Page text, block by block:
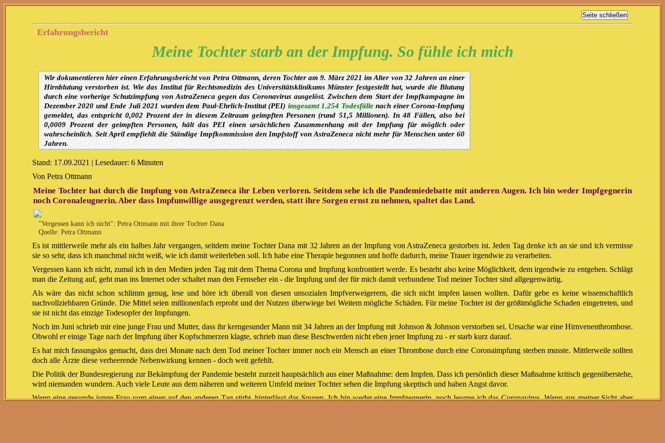
Erfahrungsbericht
Meine Tochter starb an der Impfung. So fühle ich mich
Wir dokumentieren hier einen Erfahrungsbericht von Petra Ottmann, deren Tochter am 9. März 2021 im Alter von 32 Jahren an einer
Hirnblutung verstorben ist. Wie das Institut für Rechtsmedizin des Universitätsklinikums Münster festgestellt hat, wurde die Blutung
durch eine vorherige Schutzimpfung von AstraZeneca gegen das Coronavirus ausgelöst. Zwischen dem Start der Impfkampagne im
Dezember 2020 und Ende Juli 2021 wurden dem Paul-Ehrlich-Institut (PEI)insgesamt 1.254 Todesfällenach einer Corona-Impfung
gemeldet, das entspricht 0,002 Prozent der in diesem Zeitraum geimpften Personen (rund 51,5 Millionen). In 48 Fällen, also bei
0,0009 Prozent der geimpften Personen, hält das PEI einen ursächlichen Zusammenhang mit der Impfung für möglich oder
wahrscheinlich. Seit April empfiehlt die Ständige Impfkommission den Impfstoff von AstraZeneca nicht mehr für Menschen unter 60
Jahren.
Stand: 17.09.2021 | Lesedauer: 6 Minuten
Von Petra Ottmann
Meine Tochter hat durch die Impfung von AstraZeneca ihr Leben verloren. Seitdem sehe ich die Pandemiedebatte mit anderen Augen. Ich bin weder Impfgegnerin
noch Coronaleugnerin. Aber dass Impfunwillige ausgegrenzt werden, statt ihre Sorgen ernst zu nehmen, spaltet das Land.
"Vergessen kann ich nicht": Petra Ottmann mit ihrer Tochter Dana
Quelle: Petra Ottmann
Es ist mittlerweile mehr als ein halbes Jahr vergangen, seitdem meine Tochter Dana mit 32 Jahren an der Impfung von AstraZeneca gestorben ist. Jeden Tag denke ich an sie und ich vermisse
sie so sehr, dass ich manchmal nicht weiß, wie ich damit weiterleben soll. Ich habe eine Therapie begonnen und hoffe dadurch, meine Trauer irgendwie zu verarbeiten.
Vergessen kann ich nicht, zumal ich in den Medien jeden Tag mit dem Thema Corona und Impfung konfrontiert werde. Es besteht also keine Möglichkeit, dem irgendwie zu entgehen. Schlägt
man die Zeitung auf, geht man ins Internet oder schaltet man den Fernseher ein - die Impfung und der für mich damit verbundene Tod meiner Tochter sind allgegenwärtig.
Als wäre das nicht schon schlimm genug, lese und höre ich überall von diesen unsozialen Impfverweigerern, die sich nicht impfen lassen wollten. Dafür gebe es keine wissenschaftlich
nachvollziehbaren Gründe. Die Mittel seien millionenfach erprobt und der Nutzen überwiege bei Weitem mögliche Schäden. Für meine Tochter ist der größtmögliche Schaden eingetreten, und
sie ist nicht das einzige Todesopfer der Impfungen.
Noch im Juni schrieb mir eine junge Frau und Mutter, dass ihr kerngesunder Mann mit 34 Jahren an der Impfung mit Johnson & Johnson verstorben sei. Ursache war eine Hirnvenenthrombose.
Obwohl er einige Tage nach der Impfung über Kopfschmerzen klagte, schrieb man diese Beschwerden nicht eben jener Impfung zu - er starb kurz darauf.
Es hat mich fassungslos gemacht, dass drei Monate nach dem Tod meiner Tochter immer noch ein Mensch an einer Thrombose durch eine Coronaimpfung sterben musste. Mittlerweile sollten
doch alle Ärzte diese verheerende Nebenwirkung kennen - doch weit gefehlt.
Die Politik der Bundesregierung zur Bekämpfung der Pandemie besteht zurzeit hauptsächlich aus einer Maßnahme: dem Impfen. Dass ich persönlich dieser Maßnahme kritisch gegenüberstehe,
wird niemanden wundern. Auch viele Leute aus dem näheren und weiteren Umfeld meiner Tochter sehen die Impfung skeptisch und haben Angst davor.
Wenn eine gesunde junge Frau vom einen auf den anderen Tag stirbt, hinterlässt das Spuren. Ich bin weder eine Impfgegnerin, noch leugne ich das Coronavirus. Wenn aus meiner Sicht aber